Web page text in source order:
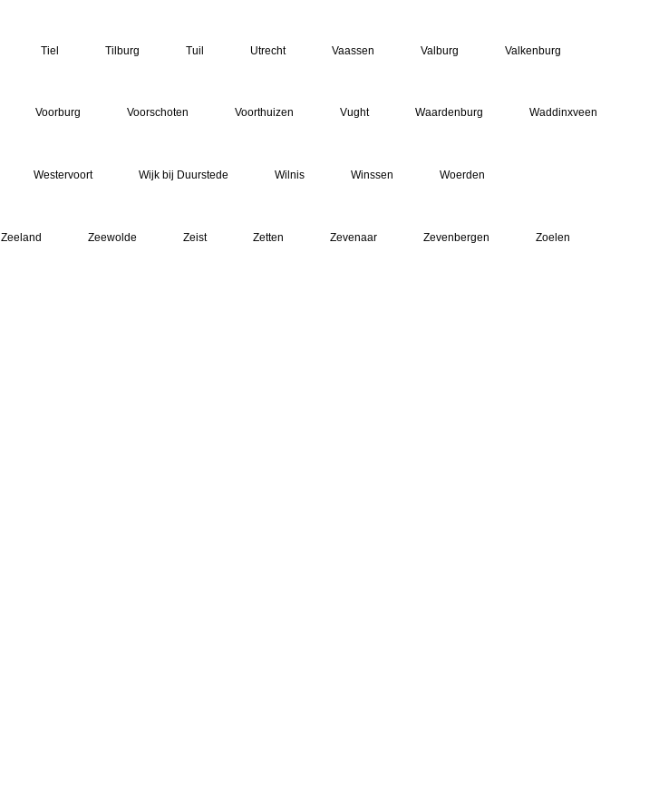
Tiel Tilburg Tuil Utrecht Vaassen Valburg Valkenburg
Voorburg Voorschoten Voorthuizen Vught Waardenburg Waddinxveen
Westervoort Wijk bij Duurstede Wilnis Winssen Woerden
Zeeland Zeewolde Zeist Zetten Zevenaar Zevenbergen Zoelen